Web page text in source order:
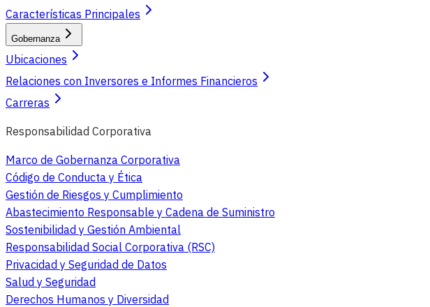
Características Principales
Gobernanza
Ubicaciones
Relaciones con Inversores e Informes Financieros
Carreras
Responsabilidad Corporativa
Marco de Gobernanza Corporativa
Código de Conducta y Ética
Gestión de Riesgos y Cumplimiento
Abastecimiento Responsable y Cadena de Suministro
Sostenibilidad y Gestión Ambiental
Responsabilidad Social Corporativa (RSC)
Privacidad y Seguridad de Datos
Salud y Seguridad
Derechos Humanos y Diversidad